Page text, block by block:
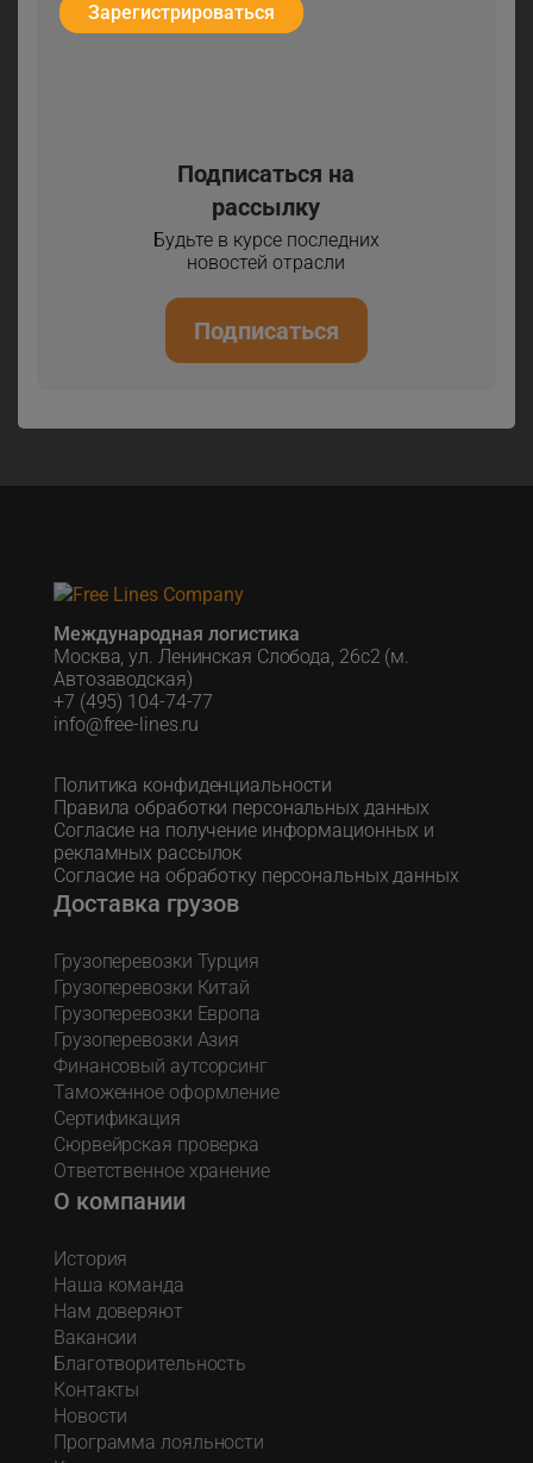
Подписаться на
рассылку
Будьте в курсе последних
новостей отрасли
Подписаться
Международная логистика
Москва, ул. Ленинская Слобода, 26с2 (м.
Автозаводская)
+7 (495) 104-74-77
info@free-lines.ru
Политика конфиденциальности
Правила обработки персональных данных
Согласие на получение информационных и
рекламных рассылок
Согласие на обработку персональных данных
Доставка грузов
Грузоперевозки Турция
Грузоперевозки Китай
Грузоперевозки Европа
Грузоперевозки Азия
Финансовый аутсорсинг
Таможенное оформление
Сертификация
Сюрвейрская проверка
Ответственное хранение
О компании
История
Наша команда
Нам доверяют
Вакансии
Благотворительность
Контакты
Новости
Программа лояльности
Зарегистрироваться